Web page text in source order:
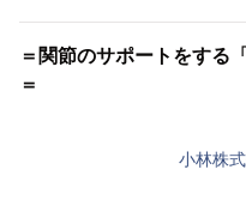
＝関節のサポートをする
＝
小林株